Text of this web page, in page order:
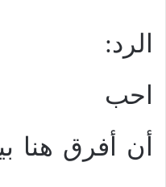
الرد:
احب
أن أفرق هنا